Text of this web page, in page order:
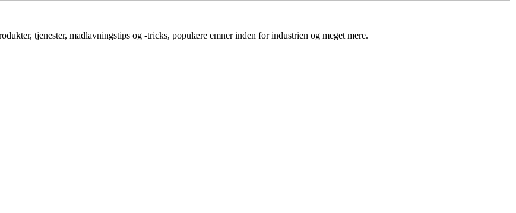
tjenester, madlavningstips og -tricks, populære emner inden for industrien og meget mere.